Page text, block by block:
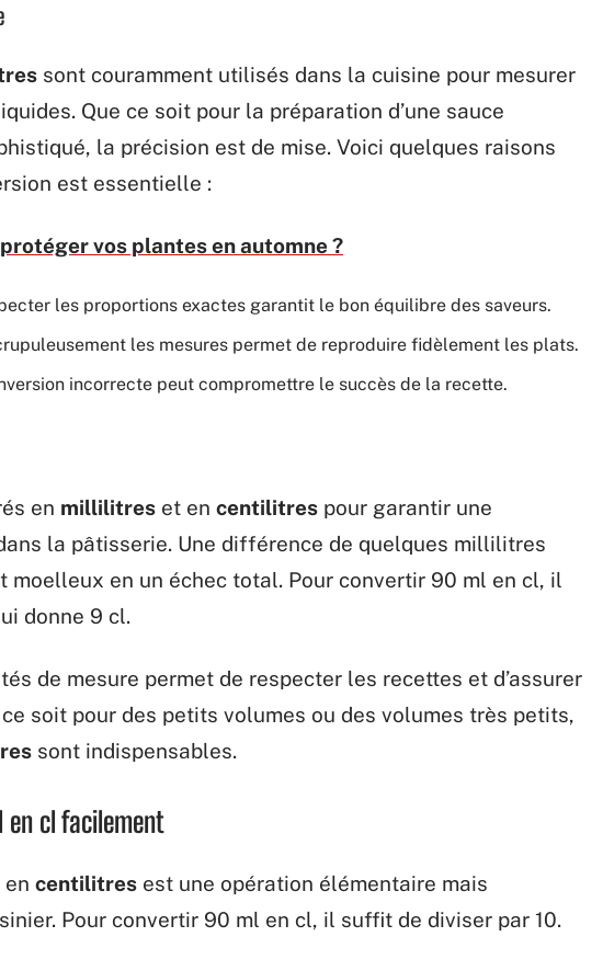
sont couramment utilisés dans la cuisine pour mesurer
Que ce soit pour la préparation d’une sauce
la précision est de mise. Voici quelques raisons
est essentielle :
vos plantes en automne ?
les proportions exactes garantit le bon équilibre des saveurs.
les mesures permet de reproduire fidèlement les plats.
incorrecte peut compromettre le succès de la recette.
en millilitres et en centilitres pour garantir une
la pâtisserie. Une différence de quelques millilitres
moelleux en un échec total. Pour convertir 90 ml en cl, il
donne 9 cl.
de mesure permet de respecter les recettes et d’assurer
soit pour des petits volumes ou des volumes très petits,
sont indispensables.
en cl facilement
en centilitres est une opération élémentaire mais
Pour convertir 90 ml en cl, il suffit de diviser par 10.